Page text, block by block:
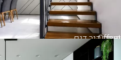
חיפוי קיר דגם
Offset